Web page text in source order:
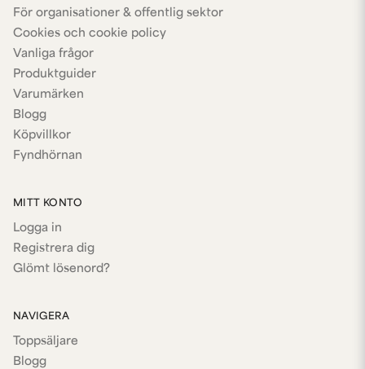
För organisationer & offentlig sektor
Cookies och cookie policy
Vanliga frågor
Produktguider
Varumärken
Blogg
Köpvillkor
Fyndhörnan
MITT KONTO
Logga in
Registrera dig
Glömt lösenord?
NAVIGERA
Toppsäljare
Blogg